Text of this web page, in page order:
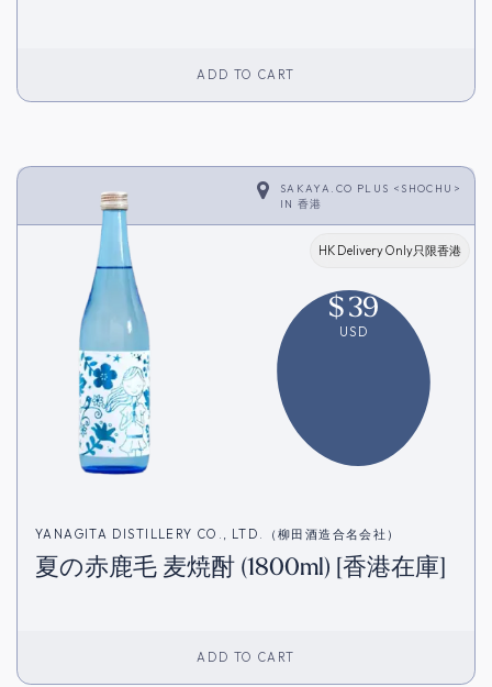
ADD TO CART
SAKAYA.CO PLUS <SHOCHU>
IN 香港
HK Delivery Only只限香港
$39
USD
YANAGITA DISTILLERY CO., LTD.（柳田酒造合名会社）
夏の赤鹿毛 麦焼酎 (1800ml) [香港在庫]
ADD TO CART